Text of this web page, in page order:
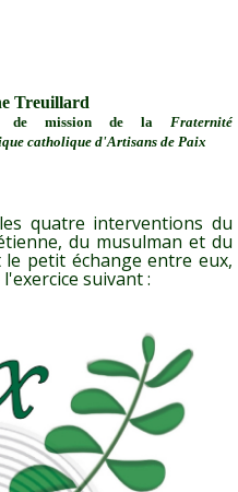
Treuillard
de mission de la Fraternité
catholique d'Artisans de Paix
quatre interventions du
du musulman et du
petit échange entre eux,
suivant :